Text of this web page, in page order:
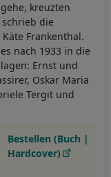
kreuzten
die
Frankenthal.
nach 1933 in die
Ernst und
Oskar Maria
Tergit und
Bestellen (Buch |
Hardcover)